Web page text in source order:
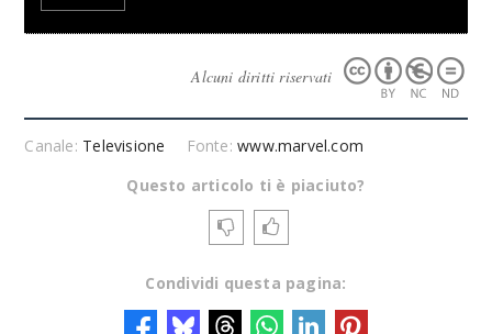
Alcuni diritti riservati
Canale: Televisione Fonte:www.marvel.com
Questo articolo ti è piaciuto?
Condividi questa pagina: